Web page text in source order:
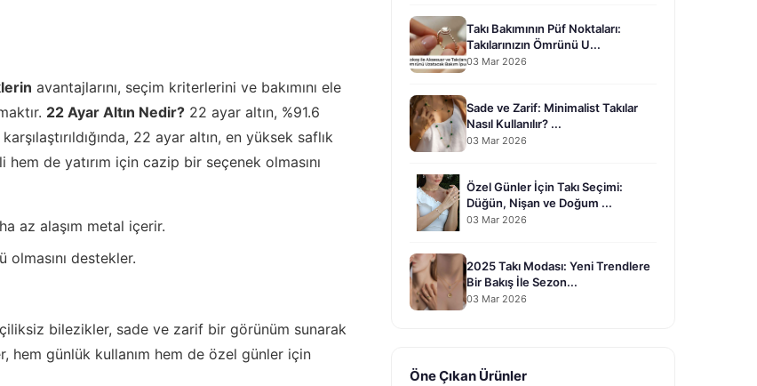
avantajlarını, seçim kriterlerini ve bakımını ele
22 Ayar Altın Nedir? 22 ayar altın, %91.6
22 ayar altın, en yüksek saflık
de yatırım için cazip bir seçenek olmasını
az alaşım metal içerir.
destekler.
bilezikler, sade ve zarif bir görünüm sunarak
hem günlük kullanım hem de özel günler için
Takı Bakımının Püf Noktaları:
Takılarınızın Ömrünü U...
03 Mar 2026
Sade ve Zarif: Minimalist Takılar
Nasıl Kullanılır? ...
03 Mar 2026
Özel Günler İçin Takı Seçimi:
Düğün, Nişan ve Doğum ...
03 Mar 2026
2025 Takı Modası: Yeni Trendlere
Bir Bakış İle Sezon...
03 Mar 2026
Öne Çıkan Ürünler